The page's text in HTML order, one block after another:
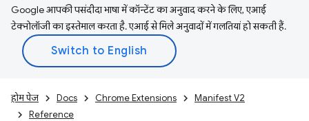
Google आपकी पसंदीदा भाषा में कॉन्टेंट का अनुवाद करने के लिए, एआई
टेक्नोलॉजी का इस्तेमाल करता है. एआई से मिले अनुवादों में गलतियां हो सकती हैं.
होम पेज Docs Chrome Extensions
Manifest V2
Reference